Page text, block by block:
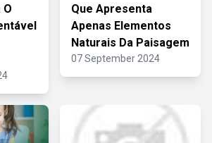
Que Apresenta
Apenas Elementos
Naturais Da Paisagem
07 September 2024